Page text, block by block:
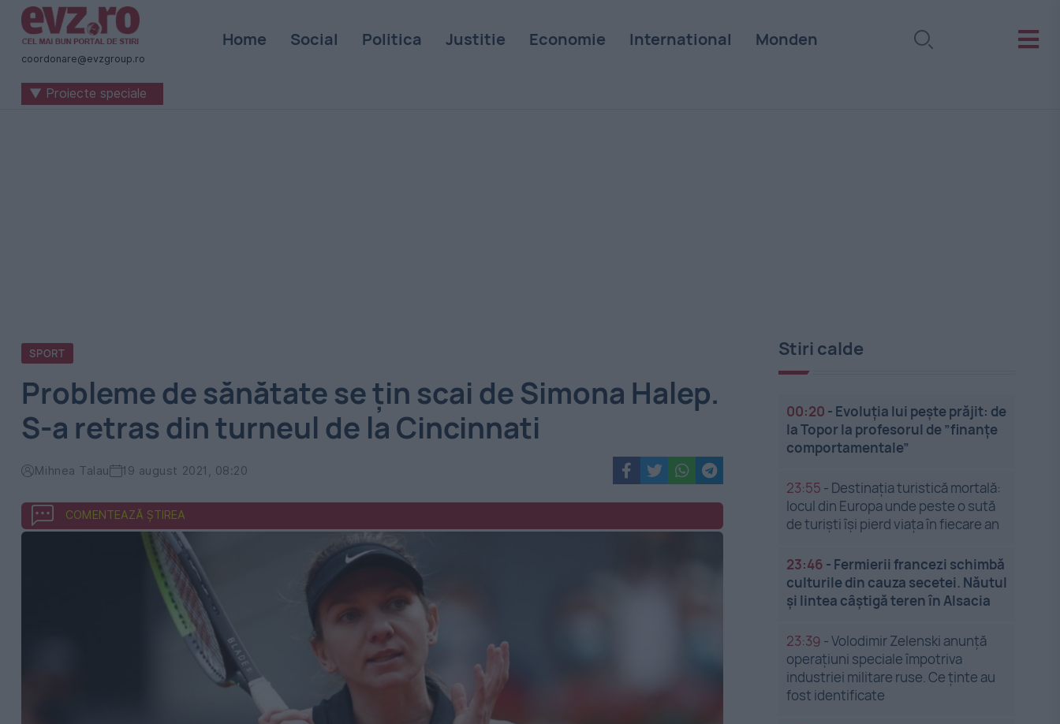
Știri
naționale
internaționale
coordonare@evzgroup.ro
Home Social Politica Justitie Economie International Monden
▼ Proiecte speciale
SPORT
Probleme de sănătate se țin scai de Simona Halep.
S-a retras din turneul de la Cincinnati
Mihnea Talau 19 august 2021, 08:20
COMENTEAZĂ ȘTIREA
Stiri calde
00:20 - Evoluția lui pește prăjit: de
la Topor la profesorul de ”finanțe
comportamentale”
23:55 - Destinația turistică mortală:
locul din Europa unde peste o sută
de turiști își pierd viața în fiecare an
23:46 - Fermierii francezi schimbă
culturile din cauza secetei. Năutul
și lintea câștigă teren în Alsacia
23:39 -Volodimir Zelenski anunță
operațiuni speciale împotriva
industriei militare ruse. Ce ținte au
fost identificate